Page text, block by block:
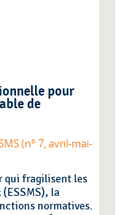
pour
de
(n° 7, avril-mai-
qui fragilisent les
la
normatives.